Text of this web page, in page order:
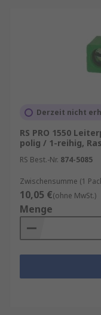
Derzeit nicht
RS PRO 1550
polig / 1-reihig,
RS Best.-Nr. 874-5085
Zwischensumme (1
10,05 €(ohne MwSt.)
Menge